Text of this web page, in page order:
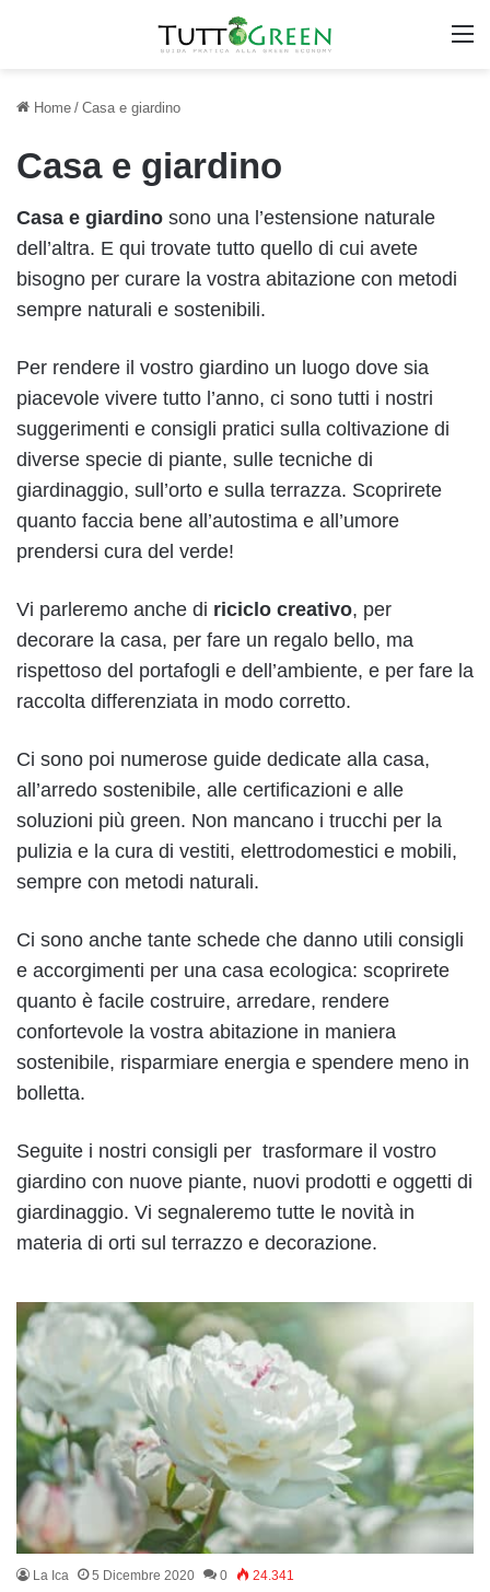
Home / Casa e giardino
Casa e giardino
Casa e giardino sono una l’estensione naturale
dell’altra. E qui trovate tutto quello di cui avete
bisogno per curare la vostra abitazione con metodi
sempre naturali e sostenibili.
Per rendere il vostro giardino un luogo dove sia
piacevole vivere tutto l’anno, ci sono tutti i nostri
suggerimenti e consigli pratici sulla coltivazione di
diverse specie di piante, sulle tecniche di
giardinaggio, sull’orto e sulla terrazza. Scoprirete
quanto faccia bene all’autostima e all’umore
prendersi cura del verde!
Vi parleremo anche di riciclo creativo, per
decorare la casa, per fare un regalo bello, ma
rispettoso del portafogli e dell’ambiente, e per fare la
raccolta differenziata in modo corretto.
Ci sono poi numerose guide dedicate alla casa,
all’arredo sostenibile, alle certificazioni e alle
soluzioni più green. Non mancano i trucchi per la
pulizia e la cura di vestiti, elettrodomestici e mobili,
sempre con metodi naturali.
Ci sono anche tante schede che danno utili consigli
e accorgimenti per una casa ecologica: scoprirete
quanto è facile costruire, arredare, rendere
confortevole la vostra abitazione in maniera
sostenibile, risparmiare energia e spendere meno in
bolletta.
Seguite i nostri consigli per trasformare il vostro
giardino con nuove piante, nuovi prodotti e oggetti di
giardinaggio. Vi segnaleremo tutte le novità in
materia di orti sul terrazzo e decorazione.
La Ica 5 Dicembre 2020 0 24.341